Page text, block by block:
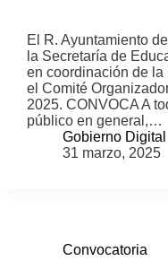
El R. Ayuntamiento
la Secretaría de
en coordinación de
el Comité
2025. CONVOCA A
público en general,…
Gobierno
31 marzo, 2025
Convocatoria